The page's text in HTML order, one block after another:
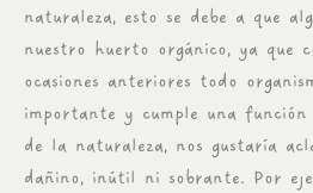
naturaleza, esto se debe a que
nuestro huerto orgánico, ya que
ocasiones anteriores todo
importante y cumple una
de la naturaleza, nos gustaría
dañino, inútil ni sobrante. Por